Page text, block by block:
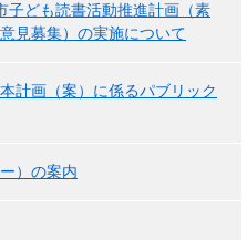
子ども読書活動推進計画（素
見募集）の実施について
計画（案）に係るパブリック
）の案内